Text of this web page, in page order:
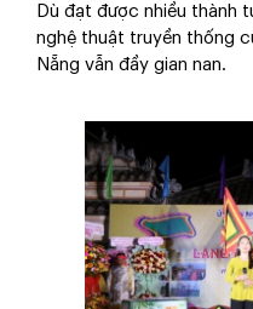
Dù đạt được nhiều thành
nghệ thuật truyền thống
Nẵng vẫn đầy gian nan.